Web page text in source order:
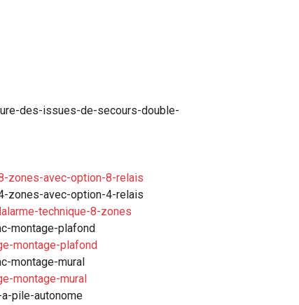
des-issues-de-secours-double-
zones-avec-option-8-relais
zones-avec-option-4-relais
technique-8-zones
montage-plafond
montage-plafond
montage-mural
montage-mural
pile-autonome